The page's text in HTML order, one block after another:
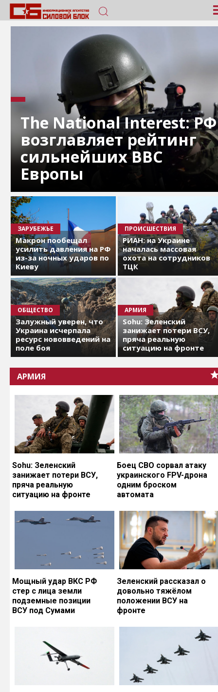
The National Interest: РФ
возглавляет рейтинг
сильнейших ВВС
Европы
ЗАРУБЕЖЬЕ
Макрон пообещал
усилить давления на РФ
из-за ночных ударов по
Киеву
ПРОИСШЕСТВИЯ
РИАН: на Украине
началась массовая
охота на сотрудников
ТЦК
ОБЩЕСТВО
Залужный уверен, что
Украина исчерпала
ресурс нововведений на
поле боя
АРМИЯ
Sohu: Зеленский
занижает потери ВСУ,
пряча реальную
ситуацию на фронте
АРМИЯ
Sohu: Зеленский
занижает потери ВСУ,
пряча реальную
ситуацию на фронте
Боец СВО сорвал атаку
украинского FPV-дрона
одним броском
автомата
Мощный удар ВКС РФ
стер с лица земли
подземные позиции
ВСУ под Сумами
Зеленский рассказал о
довольно тяжёлом
положении ВСУ на
фронте